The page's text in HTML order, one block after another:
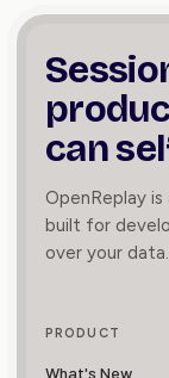
can
OpenReplay
built for
over your data.
PRODUCT
What's New